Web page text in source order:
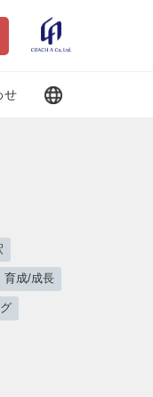
せ
育成/成長